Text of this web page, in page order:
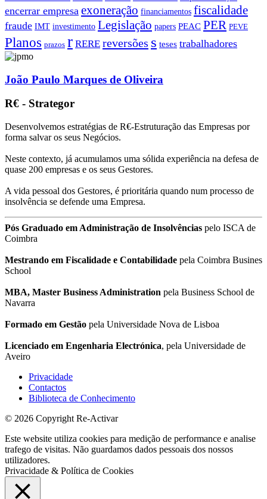
encerrar empresa exoneração financiamentos fiscalidade
fraude IMT investimento Legislação papers PEAC PER PEVE
Planos prazos r RERE reversões s teses trabalhadores
João Paulo Marques de Oliveira
R€ - Strategor
Desenvolvemos estratégias de R€-Estruturação das Empresas por
forma salvar os seus Negócios.
Neste contexto, já acumulamos uma sólida experiência na defesa de
quase 200 empresas e os seus Gestores.
A vida pessoal dos Gestores, é prioritária quando num processo de
insolvência se defende uma Empresa.
Pós Graduado em Administração de Insolvências pelo ISCA de
Coimbra
Mestrando em Fiscalidade e Contabilidade pela Coimbra Busines
School
MBA, Master Business Administration pela Business School de
Navarra
Formado em Gestão pela Universidade Nova de Lisboa
Licenciado em Engenharia Electrónica, pela Universidade de
Aveiro
Privacidade
Contactos
Biblioteca de Conhecimento
© 2026 Copyright Re-Activar
Este website utiliza cookies para medição de performance e analise
trafego de visitas. Não guardamos dados pessoais dos nossos
utilizadores.
Privacidade & Política de Cookies